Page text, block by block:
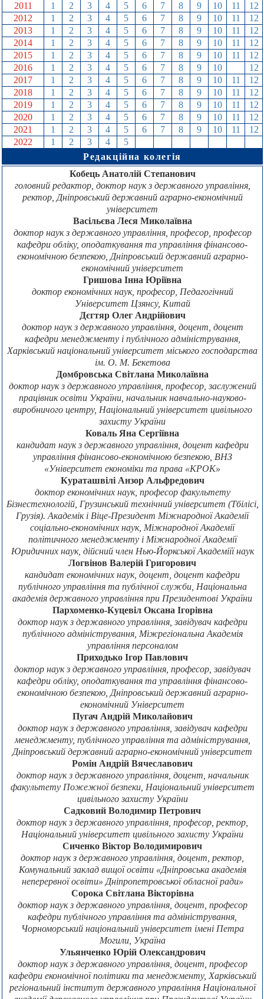
2011
1 2 3 4 5 6 7 8 9 10 11
12
2012
1 2 3 4 5 6 7 8 9 10 11
12
2013
1 2 3 4 5 6 7 8 9 10 11
12
2014
1 2 3 4 5 6 7 8 9 10 11
12
2015
1 2 3 4 5 6 7 8 9 10 11
12
2016
1 2 3 4 5 6 7 8 9 10
12
2017
1 2 3 4 5 6 7 8 9 10 11
12
2018
1 2 3 4 5 6 7 8 9 10 11
12
2019
1 2 3 4 5 6 7 8 9 10 11
12
2020
1 2 3 4 5 6 7 8 9 10 11
12
2021
1 2 3 4 5 6 7 8 9 10 11
12
2022
1 2 3 4 5
Редакційна колегія
Кобець Анатолій Степанович
головний редактор, доктор наук з державного управління,
ректор, Дніпровський державний аграрно-економічний
університет
Васільєва Леся Миколаївна
доктор наук з державного управління, професор, професор
кафедри обліку, оподаткування та управління фінансово-
економічною безпекою, Дніпровський державний аграрно-
економічний університет
Гришова Інна Юріївна
доктор економічних наук, професор, Педагогічний
Університет Цзянсу, Китай
Дєгтяр Олег Андрійович
доктор наук з державного управління, доцент, доцент
кафедри менеджменту і публічного адміністрування,
Харківський національний університет міського господарства
ім. О. М. Бекетова
Домбровська Світлана Миколаївна
доктор наук з державного управління, професор, заслужений
працівник освіти України, начальник навчально-науково-
виробничого центру, Національний університет цивільного
захисту України
Коваль Яна Сергіївна
кандидат наук з державного управління, доцент кафедри
управління фінансово-економічною безпекою, ВНЗ
«Університет економіки та права «КРОК»
Кураташвілі Анзор Альфредович
доктор економічних наук, професор факультету
Бізнестехнологій, Грузинський технічний університет (Тбілісі,
Грузія). Академік і Віце-Президент Міжнародної Академії
соціально-економічних наук, Міжнародної Академії
політичного менеджменту і Міжнародної Академії
Юридичних наук, дійсний член Нью-Йоркської Академіїї наук
Логвінов Валерій Григорович
кандидат економічних наук, доцент, доцент кафедри
публічного управління та публічної служби, Національна
академія державного управління при Президентові України
Пархоменко-Куцевіл Оксана Ігорівна
доктор наук з державного управління, завідувач кафедри
публічного адміністрування, Міжрегіональна Академія
управління персоналом
Приходько Ігор Павлович
доктор наук з державного управління, професор, завідувач
кафедри обліку, оподаткування та управління фінансово-
економічною безпекою, Дніпровський державний аграрно-
економічний Університет
Пугач Андрій Миколайович
доктор наук з державного управління, завідувач кафедри
менеджменту, публічного управління та адміністрування,
Дніпровський державний аграрно-економічний університет
Ромін Андрій Вячеславович
доктор наук з державного управління, доцент, начальник
факультету Пожежної безпеки, Національний університет
цивільного захисту України
Садковий Володимир Петрович
доктор наук з державного управління, професор, ректор,
Національний університет цивільного захисту України
Сиченко Віктор Володимирович
доктор наук з державного управління, доцент, ректор,
Комунальний заклад вищої освіти «Дніпровська академія
неперервної освіти» Дніпропетровської обласної ради»
Сорока Світлана Вікторівна
доктор наук з державного управління, доцент, професор
кафедри публічного управління та адміністрування,
Чорноморський національний університет імені Петра
Могили, Україна
Ульянченко Юрій Олександрович
доктор наук з державного управління, доцент, професор
кафедри економічної політики та менеджменту, Харківський
регіональний інститут державного управління Національної